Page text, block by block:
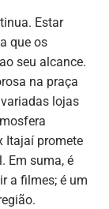
Estar
que os
seu alcance.
na praça
lojas
Itajaí promete
Em suma, é
a filmes; é um